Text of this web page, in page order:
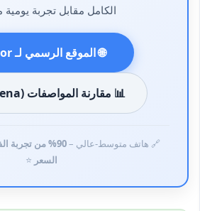
الكامل مقابل تجربة يومية
🌐 الموقع الرسمي لـ Honor
📊 مقارنة المواصفات (GSMArena)
🔗 هاتف متوسط-عالي –
السعر ⭐